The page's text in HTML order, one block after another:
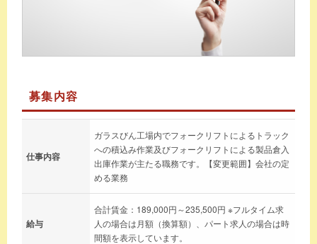
募集内容
仕事内容
ガラスびん工場内でフォークリフトによるトラック
への積込み作業及びフォークリフトによる製品倉入
出庫作業が主たる職務です。【変更範囲】会社の定
める業務
給与
合計賃金：189,000円～235,500円 ※フルタイム求
人の場合は月額（換算額）、パート求人の場合は時
間額を表示しています。